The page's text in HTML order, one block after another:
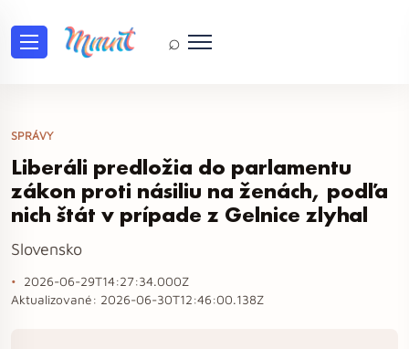
⌕
SPRÁVY
Liberáli predložia do parlamentu
zákon proti násiliu na ženách, podľa
nich štát v prípade z Gelnice zlyhal
Slovensko
2026-06-29T14:27:34.000Z
Aktualizované: 2026-06-30T12:46:00.138Z